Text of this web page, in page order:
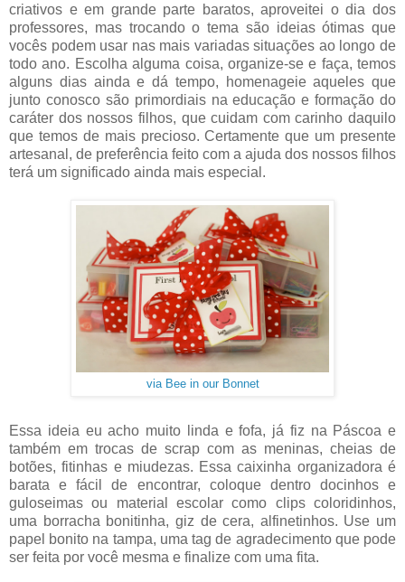
criativos e em grande parte baratos, aproveitei o dia dos
professores, mas trocando o tema são ideias ótimas que
vocês podem usar nas mais variadas situações ao longo de
todo ano. Escolha alguma coisa, organize-se e faça, temos
alguns dias ainda e dá tempo, homenageie aqueles que
junto conosco são primordiais na educação e formação do
caráter dos nossos filhos, que cuidam com carinho daquilo
que temos de mais precioso. Certamente que um presente
artesanal, de preferência feito com a ajuda dos nossos filhos
terá um significado ainda mais especial.
via Bee in our Bonnet
Essa ideia eu acho muito linda e fofa, já fiz na Páscoa e
também em trocas de scrap com as meninas, cheias de
botões, fitinhas e miudezas. Essa caixinha organizadora é
barata e fácil de encontrar, coloque dentro docinhos e
guloseimas ou material escolar como clips coloridinhos,
uma borracha bonitinha, giz de cera, alfinetinhos. Use um
papel bonito na tampa, uma tag de agradecimento que pode
ser feita por você mesma e finalize com uma fita.